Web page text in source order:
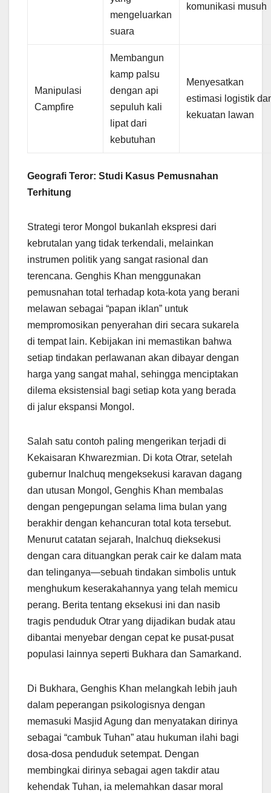
mengeluarkan
suara
komunikasi musuh
Manipulasi
Campfire
Membangun
kamp palsu
dengan api
sepuluh kali
lipat dari
kebutuhan
Menyesatkan
estimasi logistik
kekuatan lawan
Geografi Teror: Studi Kasus Pemusnahan
Terhitung
Strategi teror Mongol bukanlah ekspresi dari
kebrutalan yang tidak terkendali, melainkan
instrumen politik yang sangat rasional dan
terencana. Genghis Khan menggunakan
pemusnahan total terhadap kota-kota yang berani
melawan sebagai “papan iklan” untuk
mempromosikan penyerahan diri secara sukarela
di tempat lain. Kebijakan ini memastikan bahwa
setiap tindakan perlawanan akan dibayar dengan
harga yang sangat mahal, sehingga menciptakan
dilema eksistensial bagi setiap kota yang berada
di jalur ekspansi Mongol.
Salah satu contoh paling mengerikan terjadi di
Kekaisaran Khwarezmian. Di kota Otrar, setelah
gubernur Inalchuq mengeksekusi karavan dagang
dan utusan Mongol, Genghis Khan membalas
dengan pengepungan selama lima bulan yang
berakhir dengan kehancuran total kota tersebut.
Menurut catatan sejarah, Inalchuq dieksekusi
dengan cara dituangkan perak cair ke dalam mata
dan telinganya—sebuah tindakan simbolis untuk
menghukum keserakahannya yang telah memicu
perang. Berita tentang eksekusi ini dan nasib
tragis penduduk Otrar yang dijadikan budak atau
dibantai menyebar dengan cepat ke pusat-pusat
populasi lainnya seperti Bukhara dan Samarkand.
Di Bukhara, Genghis Khan melangkah lebih jauh
dalam peperangan psikologisnya dengan
memasuki Masjid Agung dan menyatakan dirinya
sebagai “cambuk Tuhan” atau hukuman ilahi bagi
dosa-dosa penduduk setempat. Dengan
membingkai dirinya sebagai agen takdir atau
kehendak Tuhan, ia melemahkan dasar moral